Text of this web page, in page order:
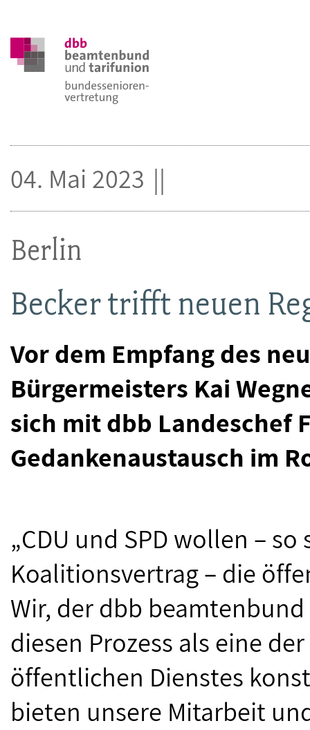
Berlin
Becker trifft neuen
Vor dem Empfang des
Bürgermeisters Kai
sich mit dbb Landeschef
Gedankenaustausch im
04. Mai 2023
„CDU und SPD wollen –
Koalitionsvertrag – die
Wir, der dbb
diesen Prozess als eine
öffentlichen Dienstes
bieten unsere Mitarbeit